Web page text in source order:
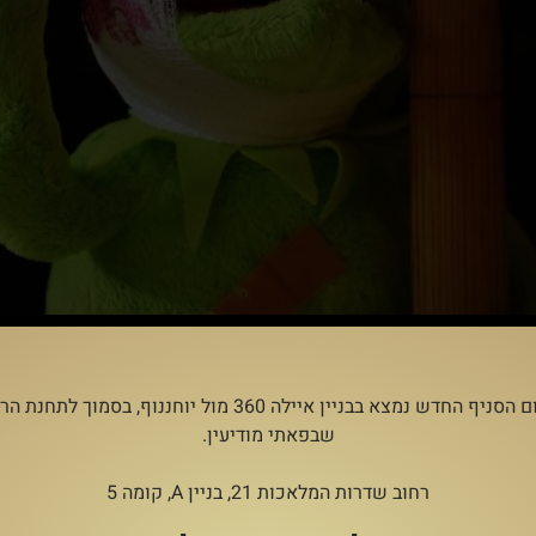
שלוש), ייתכן ששמתם לב לתשלום השנתי הנדרש מכם עבור
קבוצתי אחיד. אף־על־פי שהתשלום עבור הביטוח הזה משולם
מערכת התביעות של חברת הביטוח.
מיקום הסניף החדש נמצא בבניין איילה 360 מול יוחננוף, בסמוך
שבפאתי מודיעין.
רחוב שדרות המלאכות 21, בניין A, קומה 5